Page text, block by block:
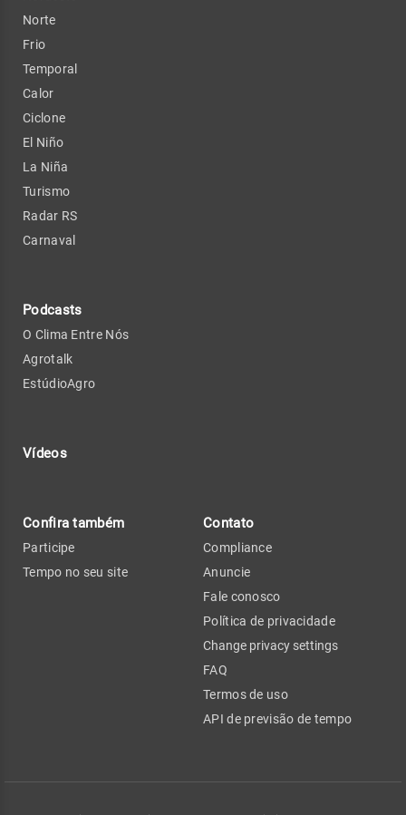
Norte
Frio
Temporal
Calor
Ciclone
El Niño
La Niña
Turismo
Radar RS
Carnaval
Podcasts
O Clima Entre Nós
Agrotalk
EstúdioAgro
Vídeos
Confira também
Participe
Tempo no seu site
Contato
Compliance
Anuncie
Fale conosco
Política de privacidade
Change privacy settings
FAQ
Termos de uso
API de previsão de tempo